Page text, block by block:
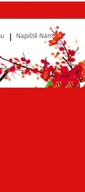
Napiště Nám